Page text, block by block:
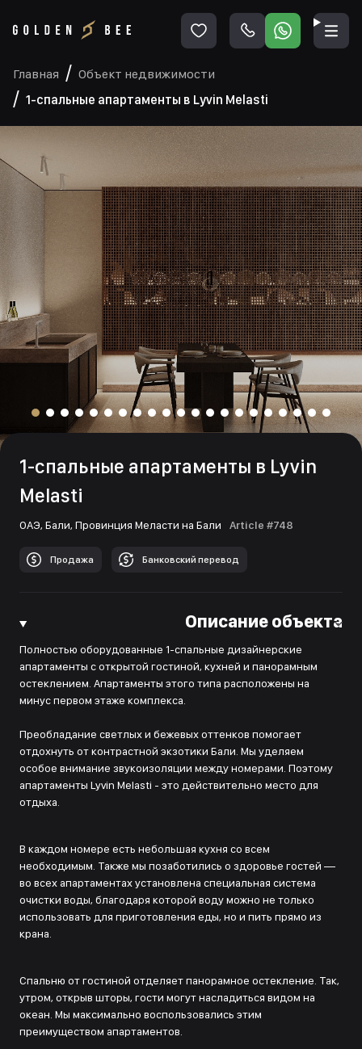
Главная
Объект недвижимости
1-спальные апартаменты в Lyvin Melasti
1-спальные апартаменты в Lyvin
Melasti
ОАЭ, Бали, Провинция Меласти на Бали Article #748
Продажа Банковский перевод
Описание объекта
Полностью оборудованные 1-спальные дизайнерские
апартаменты с открытой гостиной, кухней и панорамным
остеклением. Апартаменты этого типа расположены на
минус первом этажe комплекса.
Преобладание светлых и бежевых оттенков помогает
отдохнуть от контрастной экзотики Бали. Мы уделяем
особое внимание звукоизоляции между номерами. Поэтому
апартаменты Lyvin Melasti - это действительно место для
отдыха.
В каждом номере есть небольшая кухня со всем
необходимым. Также мы позаботились о здоровье гостей —
во всех апартаментах установлена специальная система
очистки воды, благодаря которой воду можно не только
использовать для приготовления еды, но и пить прямо из
крана.
Спальню от гостиной отделяет панорамное остекление. Так,
утром, открыв шторы, гости могут насладиться видом на
океан. Мы максимально воспользовались этим
преимуществом апартаментов.